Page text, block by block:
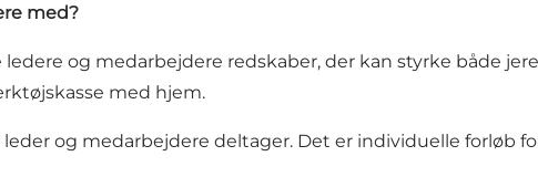
med?
og medarbejdere redskaber, der kan styrke både
med hjem.
og medarbejdere deltager. Det er individuelle forløb